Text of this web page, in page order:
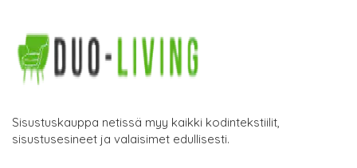
Sisustuskauppa netissä myy kaikki kodintekstiilit,
sisustusesineet ja valaisimet edullisesti.